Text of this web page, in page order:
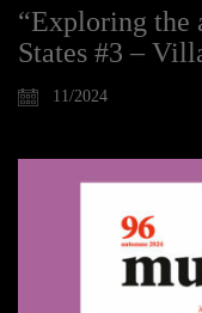
“Exploring
States #3 –
11/2024